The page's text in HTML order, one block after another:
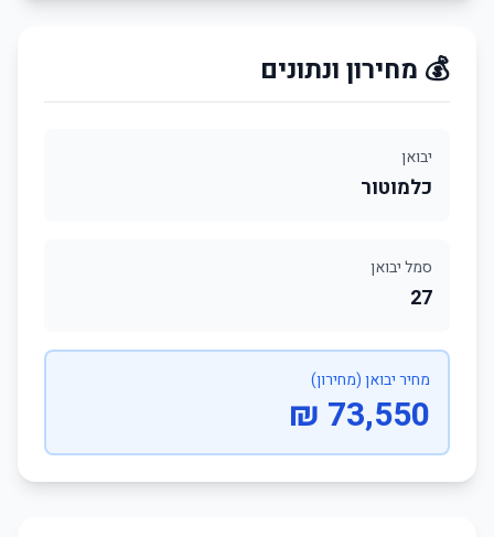
💰 מחירון ונתונים
יבואן
כלמוטור
סמל יבואן
27
מחיר יבואן (מחירון)
73,550 ₪